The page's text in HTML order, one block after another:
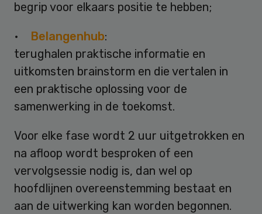
begrip voor elkaars positie te hebben;
• Belangenhub:
terughalen praktische informatie en
uitkomsten brainstorm en die vertalen in
een praktische oplossing voor de
samenwerking in de toekomst.
Voor elke fase wordt 2 uur uitgetrokken en
na afloop wordt besproken of een
vervolgsessie nodig is, dan wel op
hoofdlijnen overeenstemming bestaat en
aan de uitwerking kan worden begonnen.